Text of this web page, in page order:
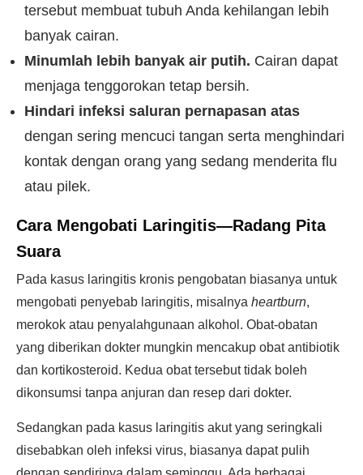
tersebut membuat tubuh Anda kehilangan lebih
banyak cairan.
Minumlah lebih banyak air putih. Cairan dapat
menjaga tenggorokan tetap bersih.
Hindari infeksi saluran pernapasan atas
dengan sering mencuci tangan serta menghindari
kontak dengan orang yang sedang menderita flu
atau pilek.
Cara Mengobati Laringitis—Radang Pita
Suara
Pada kasus laringitis kronis pengobatan biasanya untuk
mengobati penyebab laringitis, misalnya heartburn,
merokok atau penyalahgunaan alkohol. Obat-obatan
yang diberikan dokter mungkin mencakup obat antibiotik
dan kortikosteroid. Kedua obat tersebut tidak boleh
dikonsumsi tanpa anjuran dan resep dari dokter.
Sedangkan pada kasus laringitis akut yang seringkali
disebabkan oleh infeksi virus, biasanya dapat pulih